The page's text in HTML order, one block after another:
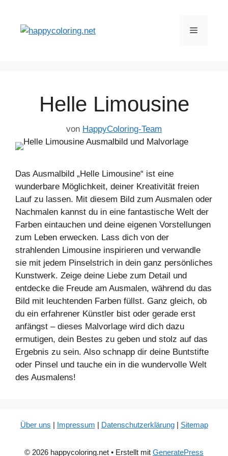
springen
Menü
Helle Limousine
von HappyColoring-Team
Das Ausmalbild „Helle Limousine“ ist eine
wunderbare Möglichkeit, deiner Kreativität freien
Lauf zu lassen. Mit diesem Bild zum Ausmalen oder
Nachmalen kannst du in eine fantastische Welt der
Farben eintauchen und deine eigenen Vorstellungen
zum Leben erwecken. Lass dich von der
strahlenden Limousine inspirieren und verwandle
sie mit jedem Pinselstrich in dein ganz persönliches
Kunstwerk. Zeige deine Liebe zum Detail und
entdecke die Freude am Ausmalen, während du das
Bild mit leuchtenden Farben füllst. Ganz gleich, ob
du ein erfahrener Künstler bist oder gerade erst
anfängst – dieses Malvorlage wird dich dazu
ermutigen, dein Bestes zu geben und stolz auf das
Ergebnis zu sein. Also schnapp dir deine Buntstifte
oder Pinsel und tauche ein in die wundervolle Welt
des Ausmalens!
Über uns | Impressum | Datenschutzerklärung| Sitemap
© 2026 happycoloring.net • Erstellt mit GeneratePress